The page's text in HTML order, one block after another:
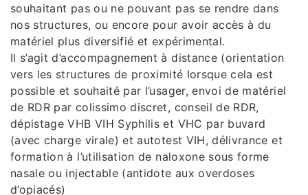
souhaitant pas ou ne pouvant pas se rendre dans
nos structures, ou encore pour avoir accès à du
matériel plus diversifié et expérimental.
Il s’agit d’accompagnement à distance (orientation
vers les structures de proximité lorsque cela est
possible et souhaité par l’usager, envoi de matériel
de RDR par colissimo discret, conseil de RDR,
dépistage VHB VIH Syphilis et VHC par buvard
(avec charge virale) et autotest VIH, délivrance et
formation à l’utilisation de naloxone sous forme
nasale ou injectable (antidote aux overdoses
d’opiacés)